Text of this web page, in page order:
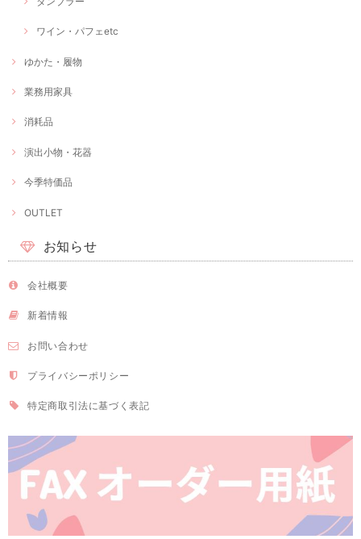
ワイン・パフェetc
ゆかた・履物
業務用家具
消耗品
演出小物・花器
今季特価品
OUTLET
お知らせ
会社概要
新着情報
お問い合わせ
プライバシーポリシー
特定商取引法に基づく表記